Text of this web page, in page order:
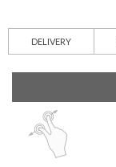
DELIVERY